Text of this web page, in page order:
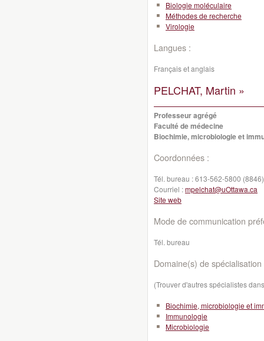
Biologie moléculaire
Méthodes de recherche
Virologie
Langues :
Français et anglais
PELCHAT, Martin »
Professeur agrégé
Faculté de médecine
Biochimie, microbiologie et
Coordonnées :
Tél. bureau :613-562-5800 (8846)
Courriel :mpelchat@uOttawa.ca
Site web
Mode de communication
Tél. bureau
Domaine(s) de spécialisation
(Trouver d'autres spécialistes
Biochimie, microbiologie et
Immunologie
Microbiologie